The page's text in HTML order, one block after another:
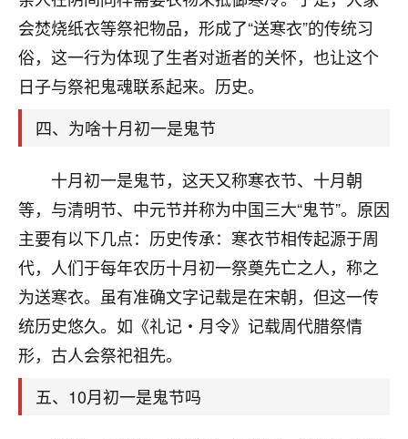
会焚烧纸衣等祭祀物品，形成了“送寒衣”的传统习
俗，这一行为体现了生者对逝者的关怀，也让这个
日子与祭祀鬼魂联系起来。历史。
四、为啥十月初一是鬼节
十月初一是鬼节，这天又称寒衣节、十月朝
等，与清明节、中元节并称为中国三大“鬼节”。原因
主要有以下几点：历史传承：寒衣节相传起源于周
代，人们于每年农历十月初一祭奠先亡之人，称之
为送寒衣。虽有准确文字记载是在宋朝，但这一传
统历史悠久。如《礼记・月令》记载周代腊祭情
形，古人会祭祀祖先。
五、10月初一是鬼节吗
鹿森：你可以找老师看看，人有时不服命不行
啊！
太阳当空赵：我也做餐饮的，生意不算大，但
是我从找店开始都是找慧来老师跟进的，选
址、风水、还有开业日子，哪哪都看了，虽然
大环境不好，但是我家生意还可以，前几天又
刚找老师做了补财库，希望财运更好一点！
2小时前 来自海南 18
梦醒时分
我女儿高二叛逆，大半年不上学，一说她就要死要活
的，把我们两口子愁的不行，朋友给我推荐的慧来老
师，一开始我是病急乱投医，这半年来，法事一个个
做完，我女儿跟变了个人一样，不期望她能考多好的
大学，只要能安安稳稳的把书读了，身体心理都健健
康康的我就很知足了！
鹿森：可怜天下父母心啊！